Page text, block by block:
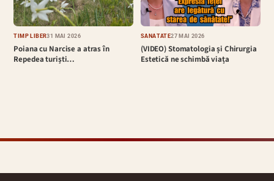
TIMP LIBER31 MAI 2026
Poiana cu Narcise a atras în
Repedea turiști…
SĂNĂTATE27 MAI 2026
(VIDEO) Stomatologia și Chirurgia
Estetică ne schimbă viața